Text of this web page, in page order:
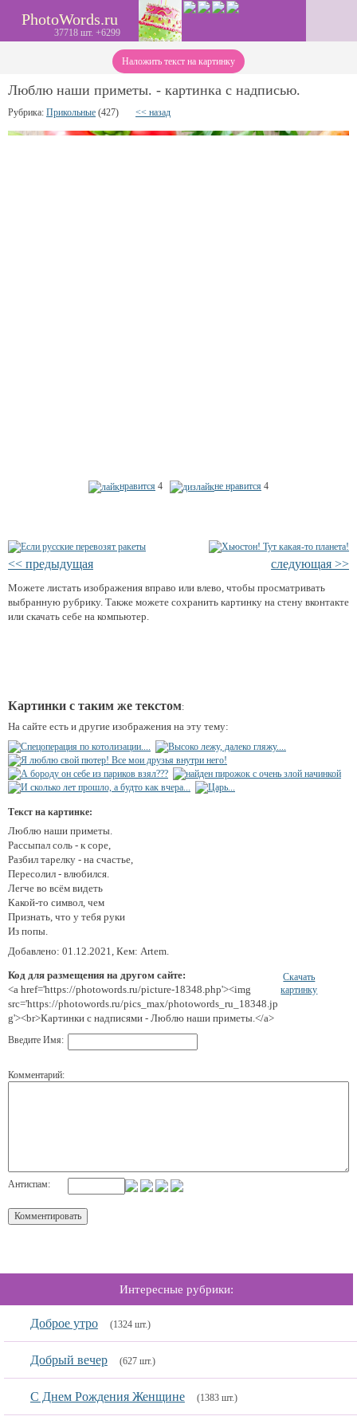
PhotoWords.ru
37718 шт. +6299
Наложить текст на картинку
Люблю наши приметы. - картинка с надписью.
Рубрика: Прикольные (427) << назад
нравится 4 не нравится 4
<< предыдущая следующая >>
Можете листать изображения вправо или влево, чтобы просматривать
выбранную рубрику. Также можете сохранить картинку на стену вконтакте
или скачать себе на компьютер.
Картинки с таким же текстом:
На сайте есть и другие изображения на эту тему:
Текст на картинке:
Люблю наши приметы.
Рассыпал соль - к соре,
Разбил тарелку - на счастье,
Пересолил - влюбился.
Легче во всём видеть
Какой-то символ, чем
Признать, что у тебя руки
Из попы.
Добавлено: 01.12.2021, Кем: Artem.
Код для размещения на другом сайте:
<a href='https://photowords.ru/picture-18348.php'><img
src='https://photowords.ru/pics_max/photowords_ru_18348.jp
g'><br>Картинки с надписями - Люблю наши приметы.</a>
Скачать
картинку
Введите Имя:
Комментарий:
Антиспам:
Интересные рубрики:
Доброе утро (1324 шт.)
Добрый вечер (627 шт.)
С Днем Рождения Женщине (1383 шт.)